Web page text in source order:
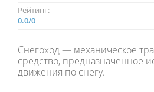
Рейтинг:
0.0/0
Снегоход — механическое
средство, предназначенное
движения по снегу.